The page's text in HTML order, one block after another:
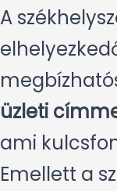
A
üzleti
ami
Emellett a